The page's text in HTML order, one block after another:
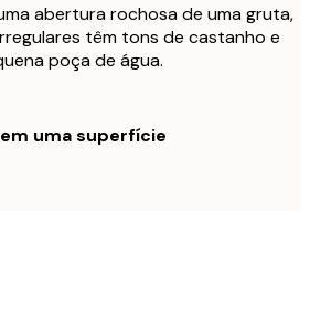
abertura rochosa de uma gruta,
têm tons de castanho e
poça de água.
uma superfície